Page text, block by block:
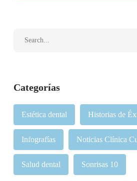
Categorías
Estética dental Historias de
Infografías Noticias Clínica
Salud dental Sonrisas 10